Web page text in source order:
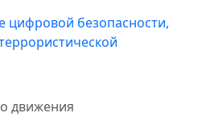
цифровой безопасности,
движения